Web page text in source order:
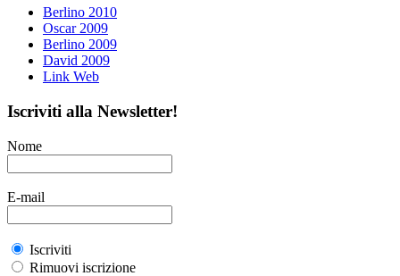
Berlino 2010
Oscar 2009
Berlino 2009
David 2009
Link Web
Iscriviti alla Newsletter!
Nome
E-mail
Iscriviti
Rimuovi iscrizione